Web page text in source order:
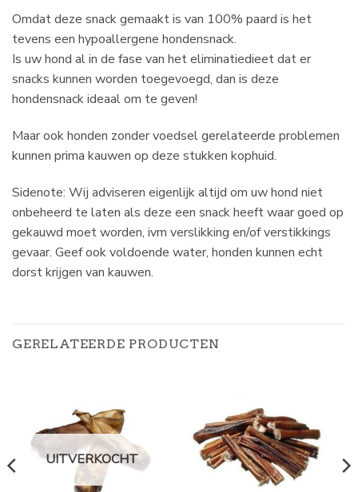
Omdat deze snack gemaakt is van 100% paard is het
tevens een hypoallergene hondensnack.
Is uw hond al in de fase van het eliminatiedieet dat er
snacks kunnen worden toegevoegd, dan is deze
hondensnack ideaal om te geven!
Maar ook honden zonder voedsel gerelateerde problemen
kunnen prima kauwen op deze stukken kophuid.
Sidenote: Wij adviseren eigenlijk altijd om uw hond niet
onbeheerd te laten als deze een snack heeft waar goed op
gekauwd moet worden, ivm verslikking en/of verstikkings
gevaar. Geef ook voldoende water, honden kunnen echt
dorst krijgen van kauwen.
GERELATEERDE PRODUCTEN
UITVERKOCHT